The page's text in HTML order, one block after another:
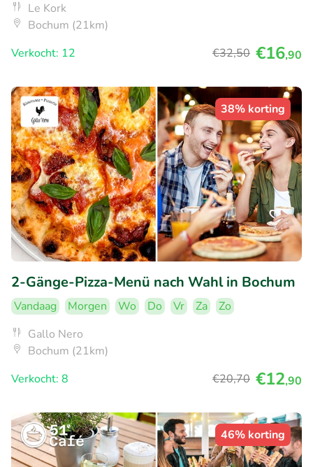
Le Kork
Bochum (21km)
Verkocht: 12
€32,50 €16,90
38% korting
2-Gänge-Pizza-Menü nach Wahl in Bochum
Vandaag Morgen Wo Do Vr Za
Zo
Gallo Nero
Bochum (21km)
Verkocht: 8
€20,70 €12,90
46% korting